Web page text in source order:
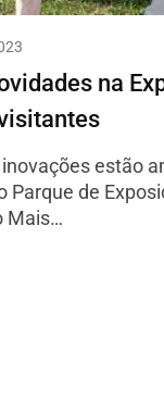
na
estão
Parque de
Mais…